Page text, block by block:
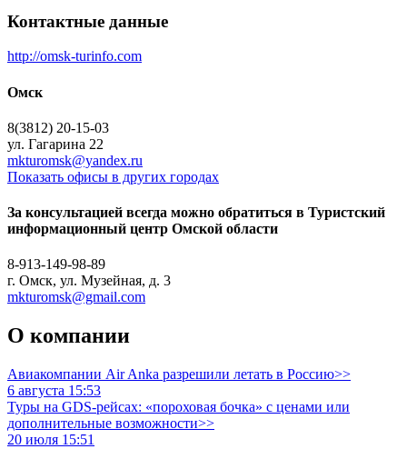
Контактные данные
http://omsk-turinfo.com
Омск
8(3812) 20-15-03
ул. Гагарина 22
mkturomsk@yandex.ru
Показать офисы в других городах
За консультацией всегда можно обратиться в Туристский
информационный центр Омской области
8-913-149-98-89
г. Омск, ул. Музейная, д. 3
mkturomsk@gmail.com
О компании
Авиакомпании Air Anka разрешили летать в Россию>>
6 августа 15:53
Туры на GDS-рейсах: «пороховая бочка» с ценами или
дополнительные возможности>>
20 июля 15:51